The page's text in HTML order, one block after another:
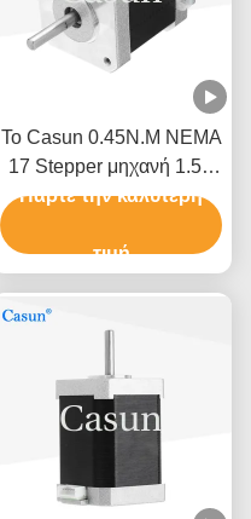
Το Casun 0.45N.M NEMA
17 Stepper μηχανή 1.5A
Nema 17 48mm 2
Πάρτε την καλύτερη
τιμή